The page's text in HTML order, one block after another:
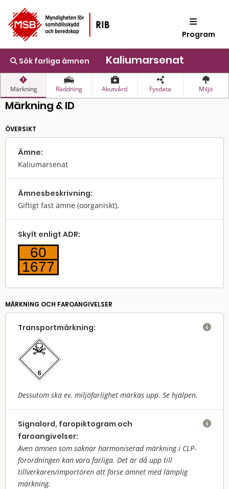
Program
Sök farliga ämnen Kaliumarsenat
Märkning Räddning Akutvård Fysdata Miljö
Märkning & ID
ÖVERSIKT
Ämne:
Kaliumarsenat
Ämnes­beskrivning:
Giftigt fast ämne (oorganiskt).
Skylt enligt ADR:
60
1677
MÄRKNING OCH FAROANGIVELSER
Transport­märkning:
Dessutom ska ev. miljöfarlighet märkas upp. Se hjälpen.

Signalord, faropiktogram och
faroangivelser:
Även ämnen som saknar harmoniserad märkning i CLP-
förordningen kan vara farliga. Det är då upp till
tillverkaren/importören att förse ämnet med lämplig
märkning.
